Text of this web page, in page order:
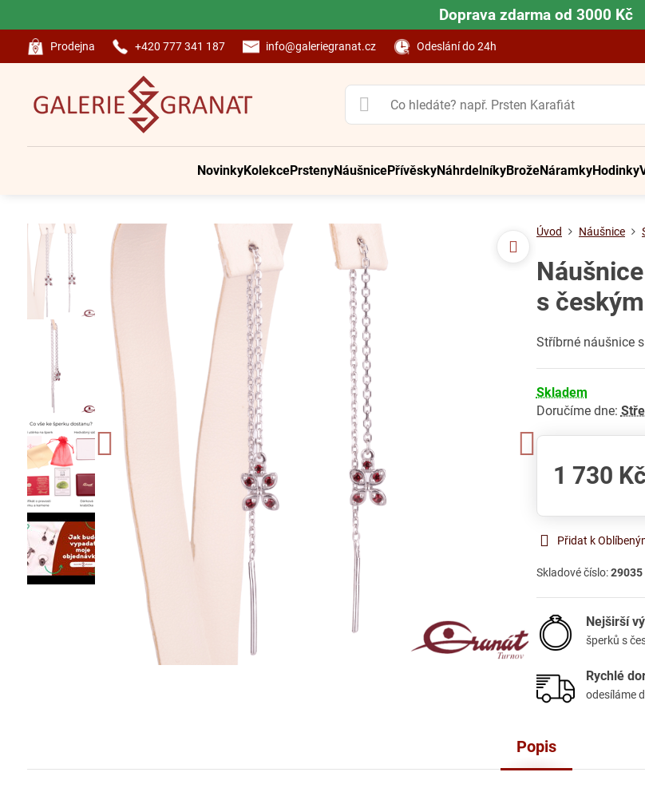
Doprava zdarma od 3000 Kč
Prodejna +420 777 341 187 info@galeriegranat.cz Odeslání do 24h
NovinkyKolekcePrstenyNáušnicePřívěskyNáhrdelníkyBrožeNáramkyHodinky
Úvod Náušnice
s
Stříbrné náušnice
Skladem
Doručíme dne:
1 730 Kč
Přidat k
Skladové číslo:29035
Nejširší
šperků s
Rychlé
odesíláme
Popis